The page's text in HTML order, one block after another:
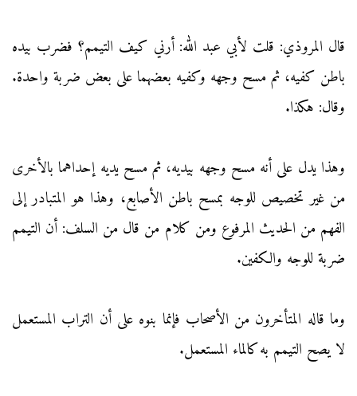
قال المروذي: قلت لأبي عبد الله: أرني كيف التيمم؟ فضرب بيده
باطن كفيه، ثم مسح وجهه وكفيه بعضهما على بعض ضربة واحدة.
وقال: هكذا.
وهذا يدل على أنه مسح وجهه بيديه، ثم مسح يديه إحداهما بالأخرى
من غير تخصيص للوجه بمسح باطن الأصابع، وهذا هو المتبادر إلى
الفهم من الحديث المرفوع ومن كلام من قال من السلف: أن التيمم
ضربة للوجه والكفين.
وما قاله المتأخرون من الأصحاب فإنما بنوه على أن التراب المستعمل
لا يصح التيمم به كالماء المستعمل.